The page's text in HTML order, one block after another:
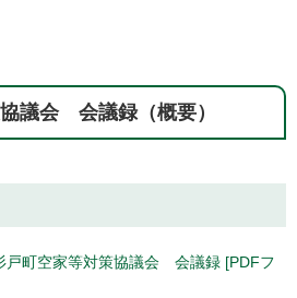
議会 会議録（概要）
町空家等対策協議会 会議録 [PDFフ